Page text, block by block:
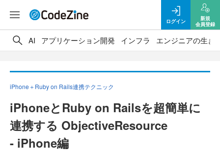
ログイン
新規
会員登録
AI アプリケーション開発 インフラ エンジニアの生き
iPhone＋Ruby on Rails連携テクニック
iPhoneとRuby on Railsを超簡単に
連携する ObjectiveResource
- iPhone編